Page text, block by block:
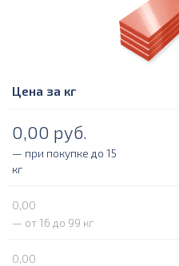
Цена за кг
0,00 руб.
— при покупке до 15
кг
0,00
— от 16 до 99 кг
0,00